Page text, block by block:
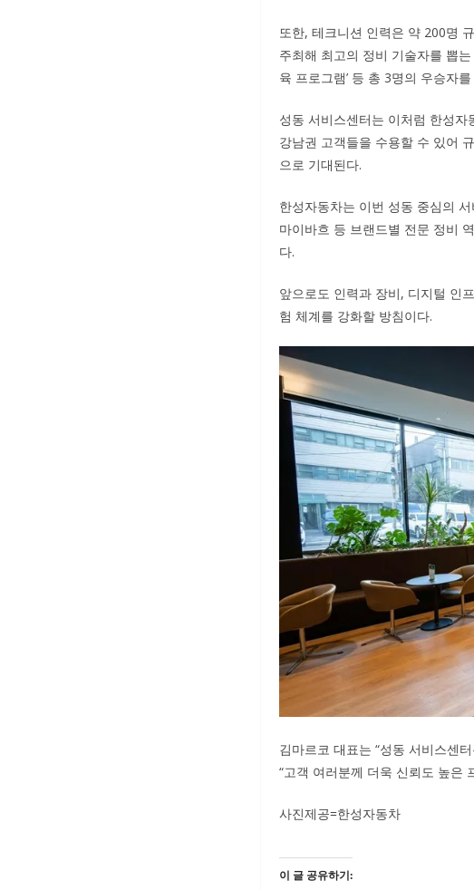
또한, 테크니션 인력은 약 200명
주최해 최고의 정비 기술자를 뽑는
육 프로그램’ 등 총 3명의 우승자
성동 서비스센터는 이처럼 한성
강남권 고객들을 수용할 수 있어
으로 기대된다.
한성자동차는 이번 성동 중심의
마이바흐 등 브랜드별 전문 정비
다.
앞으로도 인력과 장비, 디지털 인
험 체계를 강화할 방침이다.
김마르코 대표는 “성동 서비스센
“고객 여러분께 더욱 신뢰도 높은
사진제공=한성자동차
이 글 공유하기: